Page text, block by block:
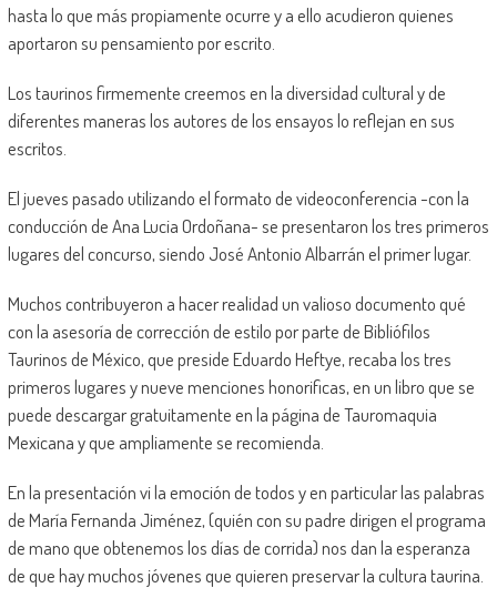
hasta lo que más propiamente ocurre y a ello acudieron quienes
aportaron su pensamiento por escrito.
Los taurinos firmemente creemos en la diversidad cultural y de
diferentes maneras los autores de los ensayos lo reflejan en sus
escritos.
El jueves pasado utilizando el formato de videoconferencia -con la
conducción de Ana Lucia Ordoñana- se presentaron los tres primeros
lugares del concurso, siendo José Antonio Albarrán el primer lugar.
Muchos contribuyeron a hacer realidad un valioso documento qué
con la asesoría de corrección de estilo por parte de Bibliófilos
Taurinos de México, que preside Eduardo Heftye, recaba los tres
primeros lugares y nueve menciones honorificas, en un libro que se
puede descargar gratuitamente en la página de Tauromaquia
Mexicana y que ampliamente se recomienda.
En la presentación vi la emoción de todos y en particular las palabras
de María Fernanda Jiménez, (quién con su padre dirigen el programa
de mano que obtenemos los días de corrida) nos dan la esperanza
de que hay muchos jóvenes que quieren preservar la cultura taurina.